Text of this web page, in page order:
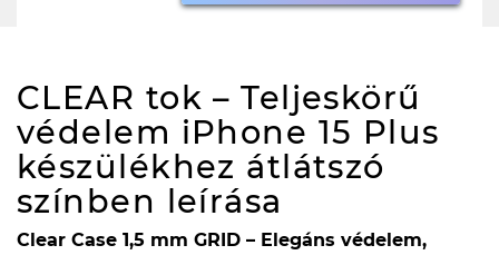
CLEAR tok – Teljeskörű
védelem iPhone 15 Plus
készülékhez átlátszó
színben leírása
Clear Case 1,5 mm GRID – Elegáns védelem,